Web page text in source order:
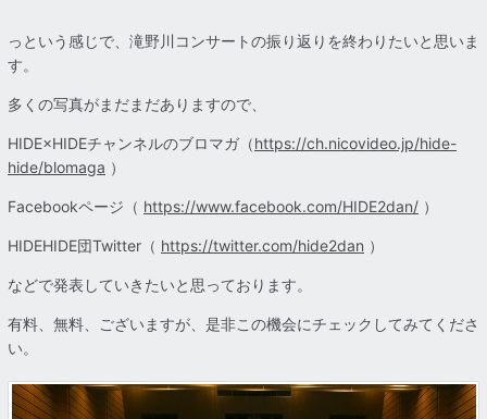
っという感じで、滝野川コンサートの振り返りを終わりたいと思いま
す。
多くの写真がまだまだありますので、
HIDE×HIDEチャンネルのブロマガ（https://ch.nicovideo.jp/hide-
hide/blomaga ）
Facebookページ（ https://www.facebook.com/HIDE2dan/ ）
HIDEHIDE団Twitter（ https://twitter.com/hide2dan ）
などで発表していきたいと思っております。
有料、無料、ございますが、是非この機会にチェックしてみてくださ
い。